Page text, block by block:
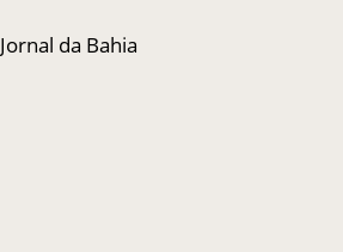
Repercussão
Jornal da Bahia